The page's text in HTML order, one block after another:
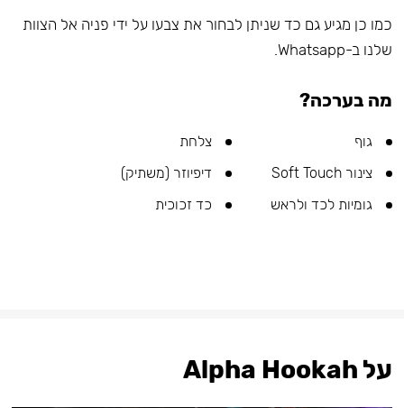
כמו כן מגיע גם כד שניתן לבחור את צבעו על ידי פניה אל הצוות
שלנו ב-Whatsapp.
מה בערכה?
גוף
צלחת
צינור Soft Touch
דיפיוזר (משתיק)
גומיות לכד ולראש
כד זכוכית
על Alpha Hookah